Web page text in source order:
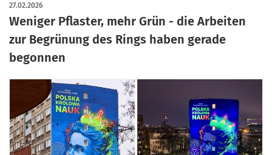
Weniger Pflaster, mehr Grün - die Arbeiten
zur Begrünung des Rings haben gerade
begonnen
27.02.2026